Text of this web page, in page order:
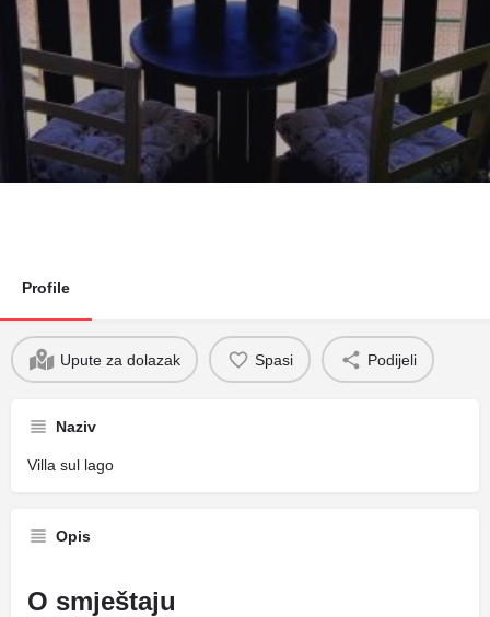
Profile
Upute za dolazak Spasi Podijeli
Naziv
Villa sul lago
Opis
O smještaju